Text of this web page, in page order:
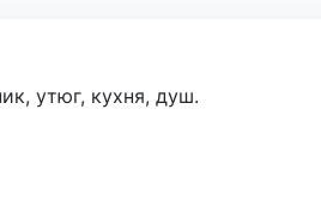
утюг, кухня, душ.